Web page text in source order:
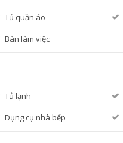
Tủ quần áo
Bàn làm việc
Tủ lạnh
Dụng cụ nhà bếp